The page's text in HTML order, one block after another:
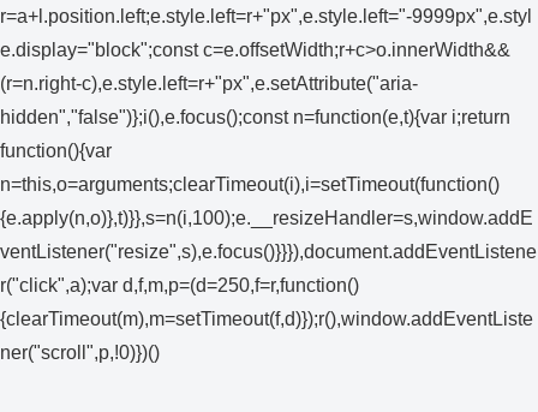
r=a+l.position.left;e.style.left=r+"px",e.style.left="-9999px",e.styl
e.display="block";const c=e.offsetWidth;r+c>o.innerWidth&&
(r=n.right-c),e.style.left=r+"px",e.setAttribute("aria-
hidden","false")};i(),e.focus();const n=function(e,t){var i;return
function(){var
n=this,o=arguments;clearTimeout(i),i=setTimeout(function()
{e.apply(n,o)},t)}},s=n(i,100);e.__resizeHandler=s,window.addE
ventListener("resize",s),e.focus()}}}),document.addEventListene
r("click",a);var d,f,m,p=(d=250,f=r,function()
{clearTimeout(m),m=setTimeout(f,d)});r(),window.addEventListe
ner("scroll",p,!0)})()